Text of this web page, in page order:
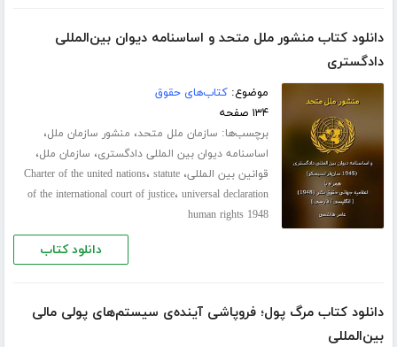
دانلود کتاب منشور ملل متحد و اساسنامه دیوان بین‌المللی
دادگستری
موضوع:کتاب‌های حقوق
۱۳۴ صفحه
برچسب‌ها: سازمان ملل متحد، منشور سازمان ملل،
اساسنامه دیوان بین المللی دادگستری، سازمان ملل،
قوانین بین المللی، Charter of the united nations، statute
of the international court of justice، universal declaration
human rights 1948
دانلود کتاب
دانلود کتاب مرگ پول؛ فروپاشی آینده‌ی سیستم‌های پولی مالی
بین‌المللی